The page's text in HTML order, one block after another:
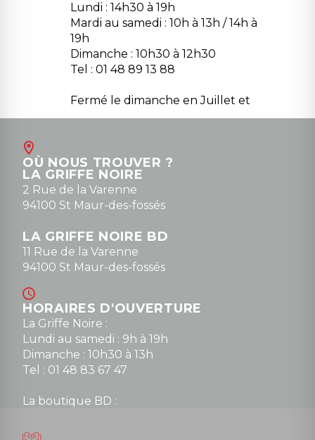
Lundi : 14h30 à 19h
Mardi au samedi : 10h à 13h / 14h à
19h
Dimanche : 10h30 à 12h30
Tel : 01 48 89 13 88
Fermé le dimanche en Juillet et
Août
contact@la-griffe-noire.com
0148836747
OÙ NOUS TROUVER ?
LA GRIFFE NOIRE
2 Rue de la Varenne
94100 St Maur-des-fossés
LA GRIFFE NOIRE BD
11 Rue de la Varenne
94100 St Maur-des-fossés
HORAIRES D'OUVERTURE
La Griffe Noire :
Lundi au samedi : 9h à 19h
Dimanche : 10h30 à 13h
Tel : 01 48 83 67 47
La boutique BD :
Mardi au samedi : 10h à 13h / 14h à 19h